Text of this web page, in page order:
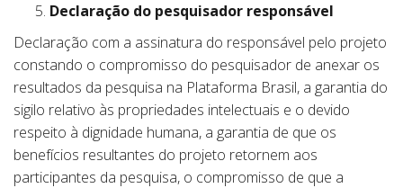
Declaração do pesquisador responsável
Declaração com a assinatura do responsável pelo projeto
constando o compromisso do pesquisador de anexar os
resultados da pesquisa na Plataforma Brasil, a garantia do
sigilo relativo às propriedades intelectuais e o devido
respeito à dignidade humana, a garantia de que os
benefícios resultantes do projeto retornem aos
participantes da pesquisa, o compromisso de que a